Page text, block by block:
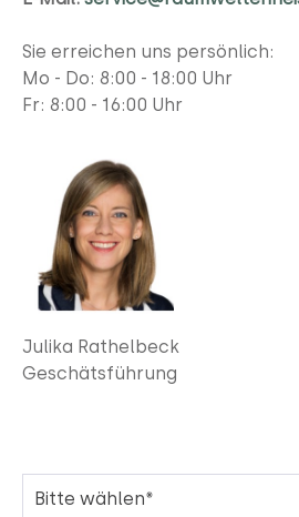
Sie erreichen uns persönlich:
Mo - Do: 8:00 - 18:00 Uhr
Fr: 8:00 - 16:00 Uhr
Julika Rathelbeck
Geschätsführung